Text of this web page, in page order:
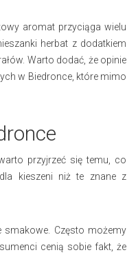
aromat przyciąga wielu
herbat z dodatkiem
Warto dodać, że opinie
w Biedronce, które mimo
przyjrzeć się temu, co
kieszeni niż te znane z
smakowe. Często możemy
cenią sobie fakt, że